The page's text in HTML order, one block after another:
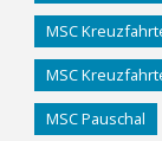
MSC
MSC
MSC Pauschal